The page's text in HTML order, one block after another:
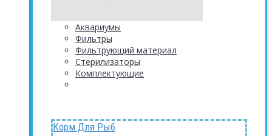
Аквариумы
Фильтры
Фильтрующий материал
Стерилизаторы
Комплектующие
Корм Для Рыб